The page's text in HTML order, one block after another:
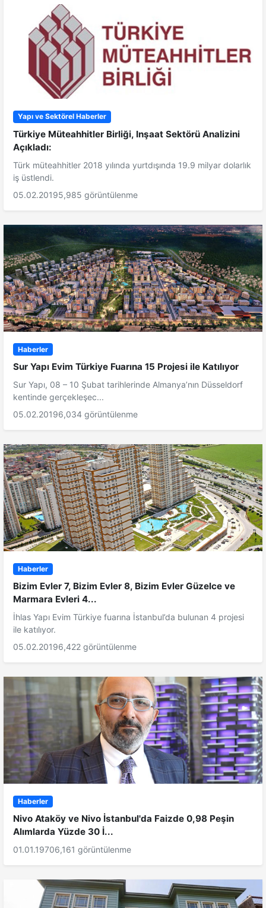
Yapı ve Sektörel Haberler
Türkiye Müteahhitler Birliği, Inşaat Sektörü Analizini
Açıkladı:
Türk müteahhitler 2018 yılında yurtdışında 19.9 milyar dolarlık
iş üstlendi.
05.02.20195,985 görüntülenme
Haberler
Sur Yapı Evim Türkiye Fuarına 15 Projesi ile Katılıyor
Sur Yapı, 08 – 10 Şubat tarihlerinde Almanya’nın Düsseldorf
kentinde gerçekleşec...
05.02.20196,034 görüntülenme
Haberler
Bizim Evler 7, Bizim Evler 8, Bizim Evler Güzelce ve
Marmara Evleri 4...
İhlas Yapı Evim Türkiye fuarına İstanbul’da bulunan 4 projesi
ile katılıyor.
05.02.20196,422 görüntülenme
Haberler
Nivo Ataköy ve Nivo İstanbul'da Faizde 0,98 Peşin
Alımlarda Yüzde 30 İ...
01.01.19706,161 görüntülenme